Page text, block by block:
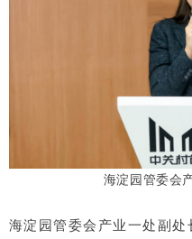
海淀园管委会
海淀园管委会产业一处副